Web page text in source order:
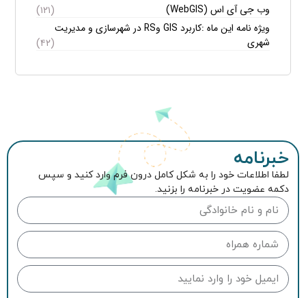
وب جی آی اس (WebGIS)
(۱۲۱)
ویژه نامه این ماه :کاربرد GIS وRS در شهرسازی و مدیریت
شهری
(۴۲)
خبرنامه
لطفا اطلاعات خود را به شکل کامل درون فرم وارد کنید و سپس
دکمه عضویت در خبرنامه را بزنید.